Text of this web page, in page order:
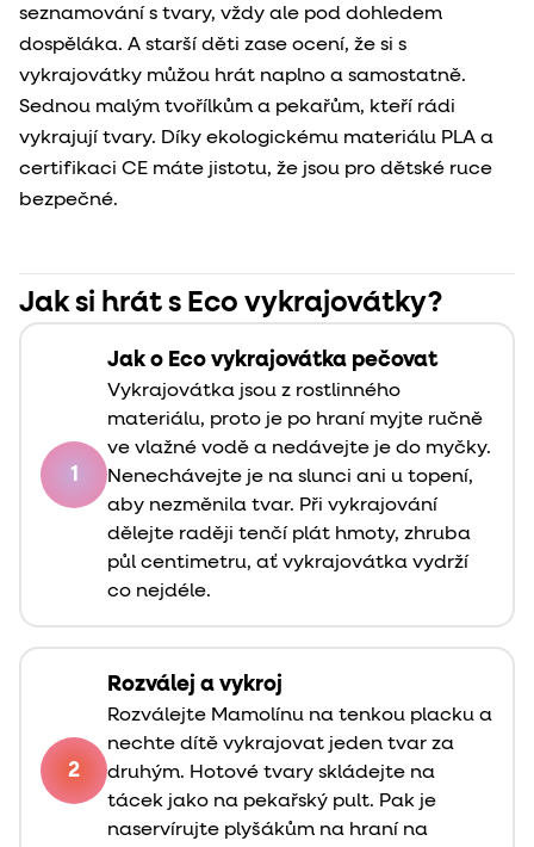
seznamování s tvary, vždy ale pod dohledem
dospěláka. A starší děti zase ocení, že si s
vykrajovátky můžou hrát naplno a samostatně.
Sednou malým tvořílkům a pekařům, kteří rádi
vykrajují tvary. Díky ekologickému materiálu PLA a
certifikaci CE máte jistotu, že jsou pro dětské ruce
bezpečné.
Jak si hrát s Eco vykrajovátky?
1
Jak o Eco vykrajovátka pečovat
Vykrajovátka jsou z rostlinného
materiálu, proto je po hraní myjte ručně
ve vlažné vodě a nedávejte je do myčky.
Nenechávejte je na slunci ani u topení,
aby nezměnila tvar. Při vykrajování
dělejte raději tenčí plát hmoty, zhruba
půl centimetru, ať vykrajovátka vydrží
co nejdéle.
2
Rozválej a vykroj
Rozválejte Mamolínu na tenkou placku a
nechte dítě vykrajovat jeden tvar za
druhým. Hotové tvary skládejte na
tácek jako na pekařský pult. Pak je
naservírujte plyšákům na hraní na